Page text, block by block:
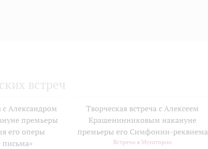
встреч
с Александром
премьеры
его оперы
Творческая встреча с Алексеем
Крашенинниковым накануне
премьеры его Симфонии-реквиема
Встречи в Музитории